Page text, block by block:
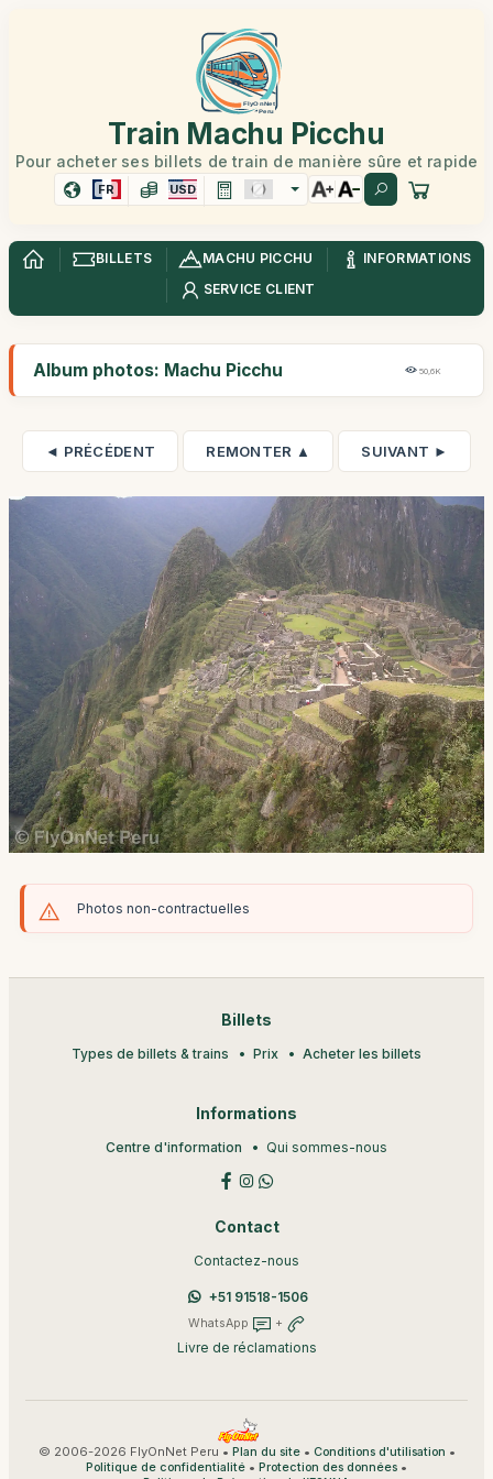
Train Machu Picchu
Pour acheter ses billets de train de manière sûre et rapide
FR USD
BILLETS MACHU PICCHU
INFORMATIONS
SERVICE CLIENT
Album photos: Machu Picchu 50,6K
◄ PRÉCÉDENT REMONTER ▲ SUIVANT ►
Photos non-contractuelles
Billets
Types de billets & trains Prix Acheter les billets
Informations
Centre d'information Qui sommes-nous
Contact
Contactez-nous
+51 91518-1506
WhatsApp +
Livre de réclamations
© 2006-2026 FlyOnNet Peru • Plan du site• Conditions d'utilisation •
Politique de confidentialité • Protection des données •